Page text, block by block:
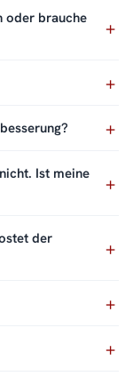
oder brauche
Ist meine
der